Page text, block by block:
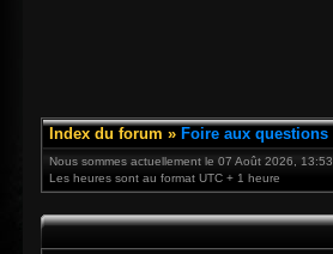
Index du forum » Foire aux questions
Nous sommes actuellement le 07 Août 2026, 13:53
Les heures sont au format UTC + 1 heure